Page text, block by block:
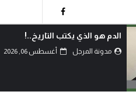
الدم هو الذي يكتب التاريخ..!
مدونة المرجل أغسطس 06, 2026